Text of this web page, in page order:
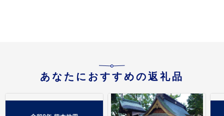
あなたにおすすめの返礼品